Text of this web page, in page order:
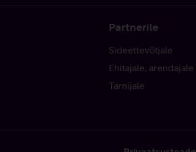
Partnerile
Sideettevõtjale
Ehitajale, arendajale
Tarnijale